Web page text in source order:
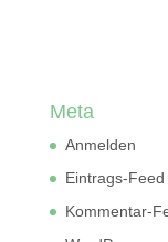
Meta
Anmelden
Eintrags-Feed
Kommentar-